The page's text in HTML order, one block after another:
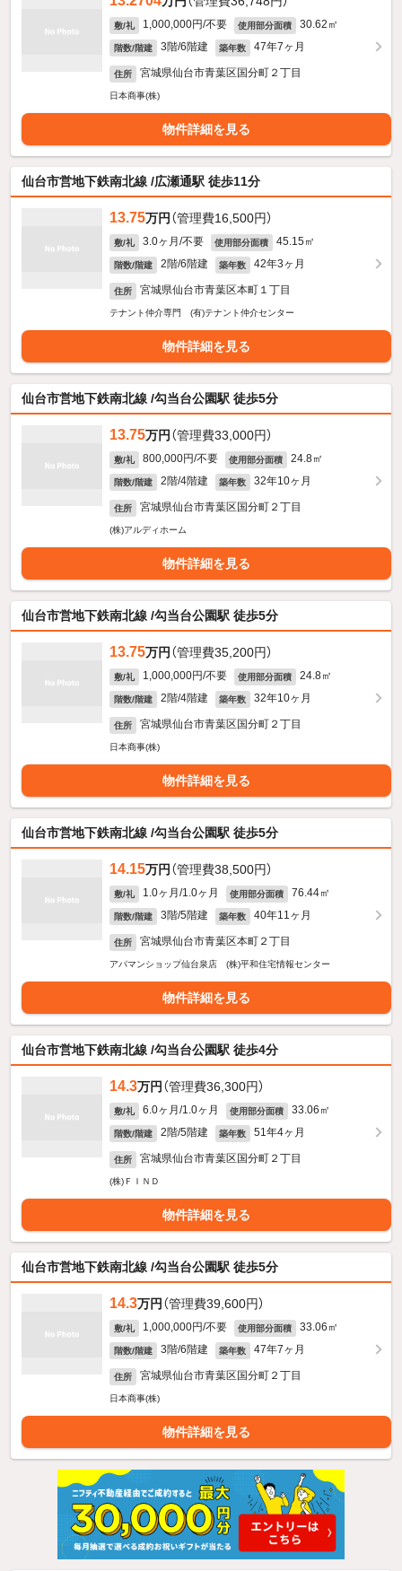
敷/礼 1,000,000円/不要 使用部分面積 30.62㎡
階数/階建 3階/6階建 築年数 47年7ヶ月
住所 宮城県仙台市青葉区国分町２丁目
日本商事(株)
物件詳細を見る
仙台市営地下鉄南北線 /広瀬通駅 徒歩11分
13.75万円 （管理費16,500円）
敷/礼 3.0ヶ月/不要 使用部分面積 45.15㎡
階数/階建 2階/6階建 築年数 42年3ヶ月
住所 宮城県仙台市青葉区本町１丁目
テナント仲介専門 (有)テナント仲介センター
物件詳細を見る
仙台市営地下鉄南北線 /勾当台公園駅 徒歩5分
13.75万円 （管理費33,000円）
敷/礼 800,000円/不要 使用部分面積 24.8㎡
階数/階建 2階/4階建 築年数 32年10ヶ月
住所 宮城県仙台市青葉区国分町２丁目
(株)アルディホーム
物件詳細を見る
仙台市営地下鉄南北線 /勾当台公園駅 徒歩5分
13.75万円 （管理費35,200円）
敷/礼 1,000,000円/不要 使用部分面積 24.8㎡
階数/階建 2階/4階建 築年数 32年10ヶ月
住所 宮城県仙台市青葉区国分町２丁目
日本商事(株)
物件詳細を見る
仙台市営地下鉄南北線 /勾当台公園駅 徒歩5分
14.15万円 （管理費38,500円）
敷/礼 1.0ヶ月/1.0ヶ月 使用部分面積 76.44㎡
階数/階建 3階/5階建 築年数 40年11ヶ月
住所 宮城県仙台市青葉区本町２丁目
アパマンショップ仙台泉店 (株)平和住宅情報センター
物件詳細を見る
仙台市営地下鉄南北線 /勾当台公園駅 徒歩4分
14.3万円 （管理費36,300円）
敷/礼 6.0ヶ月/1.0ヶ月 使用部分面積 33.06㎡
階数/階建 2階/5階建 築年数 51年4ヶ月
住所 宮城県仙台市青葉区国分町２丁目
(株)ＦＩＮＤ
物件詳細を見る
仙台市営地下鉄南北線 /勾当台公園駅 徒歩5分
14.3万円 （管理費39,600円）
敷/礼 1,000,000円/不要 使用部分面積 33.06㎡
階数/階建 3階/6階建 築年数 47年7ヶ月
住所 宮城県仙台市青葉区国分町２丁目
日本商事(株)
物件詳細を見る